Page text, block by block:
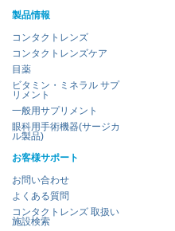
製品情報
コンタクトレンズ
コンタクトレンズケア
目薬
ビタミン・ミネラル サプ
リメント
一般用サプリメント
眼科用手術機器(サージカ
ル製品)
お客様サポート
お問い合わせ
よくある質問
コンタクトレンズ 取扱い
施設検索